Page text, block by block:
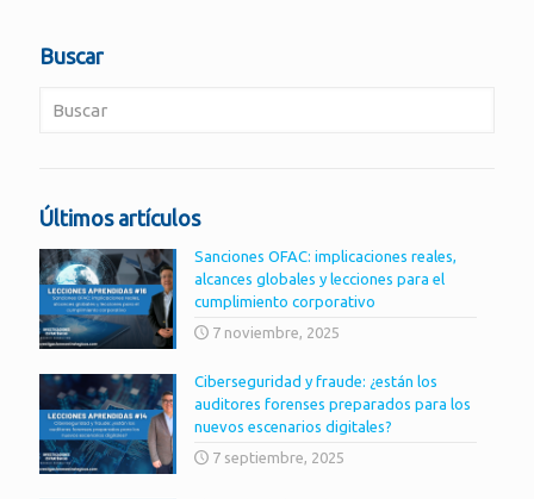
Buscar
Últimos artículos
Sanciones OFAC: implicaciones reales,
alcances globales y lecciones para el
cumplimiento corporativo
7 noviembre, 2025
Ciberseguridad y fraude: ¿están los
auditores forenses preparados para los
nuevos escenarios digitales?
7 septiembre, 2025